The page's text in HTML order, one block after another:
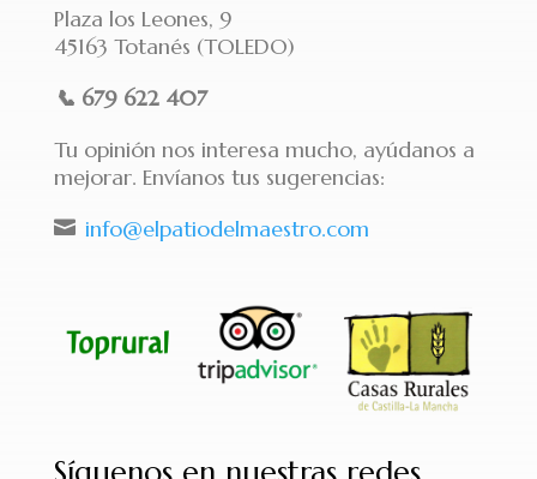
Plaza los Leones, 9
45163 Totanés (TOLEDO)
📞 679 622 407
Tu opinión nos interesa mucho, ayúdanos a
mejorar. Envíanos tus sugerencias:
 info@elpatiodelmaestro.com